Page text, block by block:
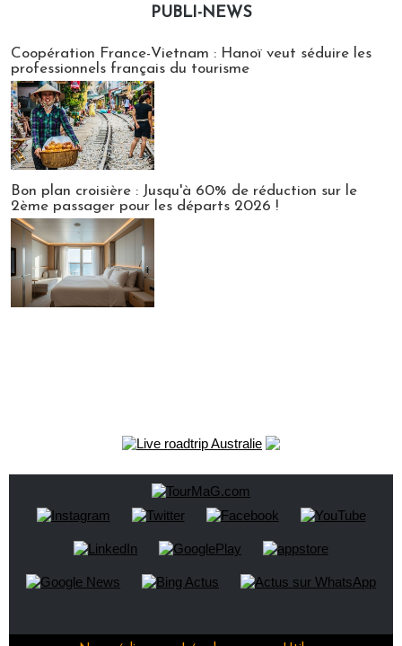
PUBLI-NEWS
Coopération France-Vietnam : Hanoï veut séduire les
professionnels français du tourisme
Bon plan croisière : Jusqu'à 60% de réduction sur le
2ème passager pour les départs 2026 !